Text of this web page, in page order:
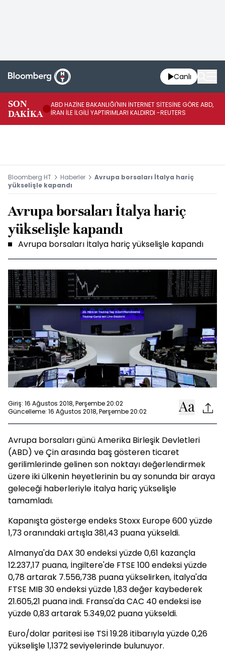
Canlı
SON
DAKİKA
ABD HAZİNE BAKANLIĞI'NIN İNTERNET SİTESİNE GÖRE ABD,
İRAN İLE İLGİLİ YAPTIRIMLARI KALDIRDI -REUTERS
Bloomberg HT Haberler
Avrupa borsaları İtalya hariç
yükselişle kapandı
Avrupa borsaları İtalya hariç
yükselişle kapandı
Avrupa borsaları İtalya hariç yükselişle kapandı
Giriş: 16 Ağustos 2018, Perşembe 20:02
Güncelleme: 16 Ağustos 2018, Perşembe 20:02
Avrupa borsaları günü Amerika Birleşik Devletleri
(ABD) ve Çin arasında baş gösteren ticaret
gerilimlerinde gelinen son noktayı değerlendirmek
üzere iki ülkenin heyetlerinin bu ay sonunda bir araya
geleceği haberleriyle İtalya hariç yükselişle
tamamladı.
Kapanışta gösterge endeks Stoxx Europe 600 yüzde
1,73 oranındaki artışla 381,43 puana yükseldi.
Almanya'da DAX 30 endeksi yüzde 0,61 kazançla
12.237,17 puana, İngiltere'de FTSE 100 endeksi yüzde
0,78 artarak 7.556,738 puana yükselirken, İtalya'da
FTSE MIB 30 endeksi yüzde 1,83 değer kaybederek
21.605,21 puana indi. Fransa'da CAC 40 endeksi ise
yüzde 0,83 artarak 5.349,02 puana yükseldi.
Euro/dolar paritesi ise TSİ 19.28 itibarıyla yüzde 0,26
yükselişle 1,1372 seviyelerinde bulunuyor.